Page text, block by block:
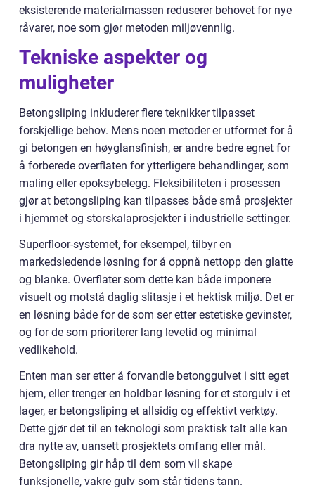
eksisterende materialmassen reduserer behovet for nye
råvarer, noe som gjør metoden miljøvennlig.
Tekniske aspekter og
muligheter
Betongsliping inkluderer flere teknikker tilpasset
forskjellige behov. Mens noen metoder er utformet for å
gi betongen en høyglansfinish, er andre bedre egnet for
å forberede overflaten for ytterligere behandlinger, som
maling eller epoksybelegg. Fleksibiliteten i prosessen
gjør at betongsliping kan tilpasses både små prosjekter
i hjemmet og storskalaprosjekter i industrielle settinger.
Superfloor-systemet, for eksempel, tilbyr en
markedsledende løsning for å oppnå nettopp den glatte
og blanke. Overflater som dette kan både imponere
visuelt og motstå daglig slitasje i et hektisk miljø. Det er
en løsning både for de som ser etter estetiske gevinster,
og for de som prioriterer lang levetid og minimal
vedlikehold.
Enten man ser etter å forvandle betonggulvet i sitt eget
hjem, eller trenger en holdbar løsning for et storgulv i et
lager, er betongsliping et allsidig og effektivt verktøy.
Dette gjør det til en teknologi som praktisk talt alle kan
dra nytte av, uansett prosjektets omfang eller mål.
Betongsliping gir håp til dem som vil skape
funksjonelle, vakre gulv som står tidens tann.